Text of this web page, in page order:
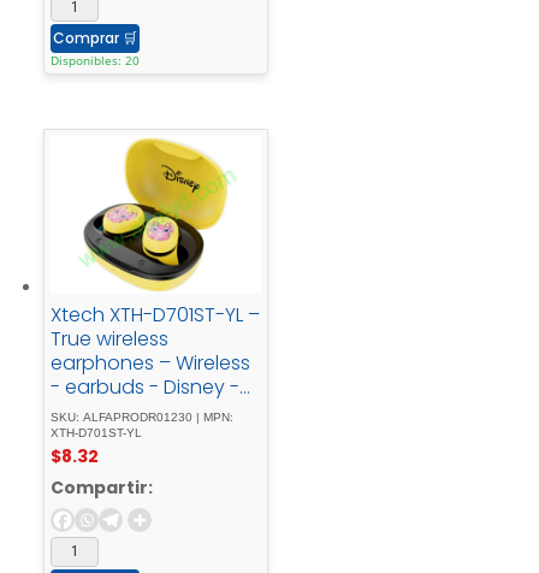
Comprar 🛒
Disponibles: 20
Xtech XTH-D701ST-YL –
True wireless
earphones – Wireless
- earbuds - Disney -
Stich - Yellow
SKU: ALFAPRODR01230 | MPN:
XTH-D701ST-YL
$8.32
Compartir: